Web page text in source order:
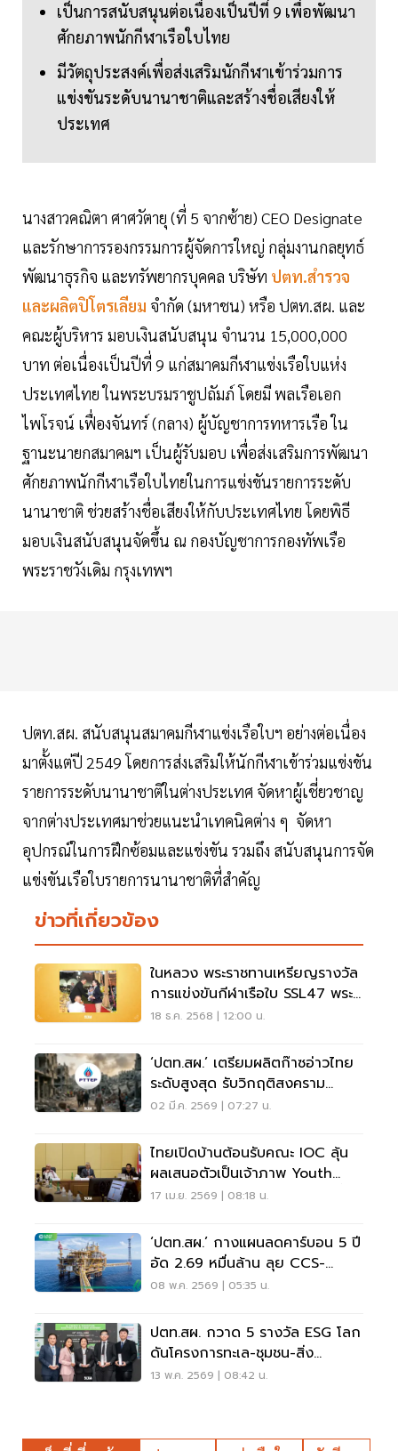
เป็นการสนับสนุนต่อเนื่องเป็นปีที่ 9 เพื่อพัฒนา
ศักยภาพนักกีฬาเรือใบไทย
มีวัตถุประสงค์เพื่อส่งเสริมนักกีฬาเข้าร่วมการ
แข่งขันระดับนานาชาติและสร้างชื่อเสียงให้
ประเทศ
นางสาวคณิตา ศาศวัตายุ (ที่ 5 จากซ้าย) CEO Designate
และรักษาการรองกรรมการผู้จัดการใหญ่ กลุ่มงานกลยุทธ์
พัฒนาธุรกิจ และทรัพยากรบุคคล บริษัท ปตท.สำรวจ
และผลิตปิโตรเลียม จำกัด (มหาชน) หรือ ปตท.สผ. และ
คณะผู้บริหาร มอบเงินสนับสนุน จำนวน 15,000,000
บาท ต่อเนื่องเป็นปีที่ 9 แก่สมาคมกีฬาแข่งเรือใบแห่ง
ประเทศไทย ในพระบรมราชูปถัมภ์ โดยมี พลเรือเอก
ไพโรจน์ เฟื่องจันทร์ (กลาง) ผู้บัญชาการทหารเรือ ใน
ฐานะนายกสมาคมฯ เป็นผู้รับมอบ เพื่อส่งเสริมการพัฒนา
ศักยภาพนักกีฬาเรือใบไทยในการแข่งขันรายการระดับ
นานาชาติ ช่วยสร้างชื่อเสียงให้กับประเทศไทย โดยพิธี
มอบเงินสนับสนุนจัดขึ้น ณ กองบัญชาการกองทัพเรือ
พระราชวังเดิม กรุงเทพฯ
ปตท.สผ. สนับสนุนสมาคมกีฬาแข่งเรือใบฯ อย่างต่อเนื่อง
มาตั้งแต่ปี 2549 โดยการส่งเสริมให้นักกีฬาเข้าร่วมแข่งขัน
รายการระดับนานาชาติในต่างประเทศ จัดหาผู้เชี่ยวชาญ
จากต่างประเทศมาช่วยแนะนำเทคนิคต่าง ๆ จัดหา
อุปกรณ์ในการฝึกซ้อมและแข่งขัน รวมถึง สนับสนุนการจัด
แข่งขันเรือใบรายการนานาชาติที่สำคัญ
ข่าวที่เกี่ยวข้อง
ในหลวง พระราชทานเหรียญรางวัล
การแข่งขันกีฬาเรือใบ SSL47 พระ
ราชินี ทรงรับเหรียญทอง
18 ธ.ค. 2568 | 12:00 น.
‘ปตท.สผ.’ เตรียมผลิตก๊าซอ่าวไทย
ระดับสูงสุด รับวิกฤติสงคราม
ตะวันออกกลาง
02 มี.ค. 2569 | 07:27 น.
ไทยเปิดบ้านต้อนรับคณะ IOC ลุ้น
ผลเสนอตัวเป็นเจ้าภาพ Youth
Olympic Games 2030 มิ.ย. นี้
17 เม.ย. 2569 | 08:18 น.
‘ปตท.สผ.’ กางแผนลดคาร์บอน 5 ปี
อัด 2.69 หมื่นล้าน ลุย CCS-
พลังงานสะอาด
08 พ.ค. 2569 | 05:35 น.
ปตท.สผ. กวาด 5 รางวัล ESG โลก
ดันโครงการทะเล-ชุมชน-สิ่ง
แวดล้อมสู่ความยั่งยืน
13 พ.ค. 2569 | 08:42 น.